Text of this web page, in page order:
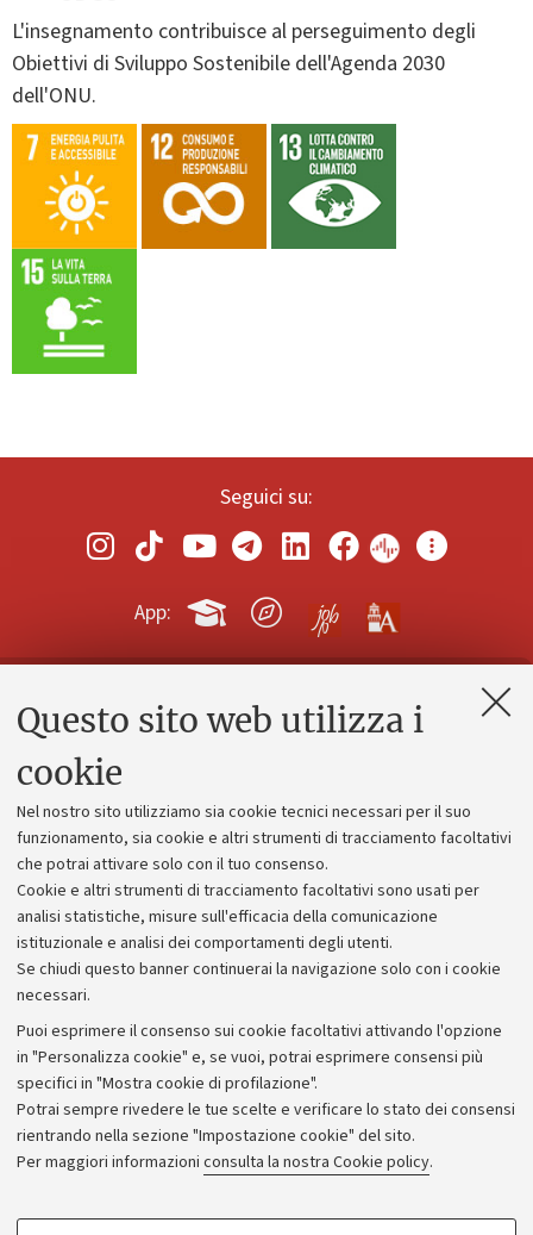
Questo sito web utilizza i
cookie
Nel nostro sito utilizziamo sia cookie tecnici necessari per il suo
funzionamento, sia cookie e altri strumenti di tracciamento facoltativi
che potrai attivare solo con il tuo consenso.
Cookie e altri strumenti di tracciamento facoltativi sono usati per
analisi statistiche, misure sull'efficacia della comunicazione
istituzionale e analisi dei comportamenti degli utenti.
Se chiudi questo banner continuerai la navigazione solo con i cookie
necessari.
Puoi esprimere il consenso sui cookie facoltativi attivando l'opzione
in "Personalizza cookie" e, se vuoi, potrai esprimere consensi più
specifici in "Mostra cookie di profilazione".
Potrai sempre rivedere le tue scelte e verificare lo stato dei consensi
rientrando nella sezione "Impostazione cookie" del sito.
Per maggiori informazioni consulta la nostra Cookie policy.
COOKIE DI PROFILAZIONE - FACOLTATIVI
L'insegnamento contribuisce al perseguimento degli
Obiettivi di Sviluppo Sostenibile dell'Agenda 2030
dell'ONU.
Seguici su:
App:
Contatti e PEC
Alumni community
Piano strategico
Bilanci
Donazioni e 5x1000
Bandi, gare e concorsi
Albo online
Amministrazione trasparente
Atti di notifica
Informazioni sul sito e accessibilità
Dichiarazione di accessibilità